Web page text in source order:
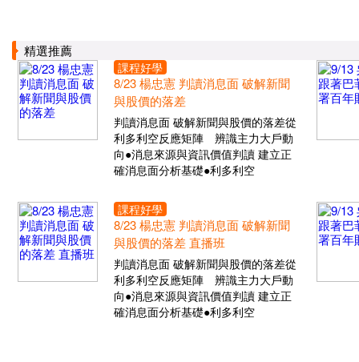
精選推薦
課程好學
8/23 楊忠憲 判讀消息面 破解新聞
與股價的落差
判讀消息面 破解新聞與股價的落差從
利多利空反應矩陣 辨識主力大戶動
向●消息來源與資訊價值判讀 建立正
確消息面分析基礎●利多利空
課程好學
8/23 楊忠憲 判讀消息面 破解新聞
與股價的落差 直播班
判讀消息面 破解新聞與股價的落差從
利多利空反應矩陣 辨識主力大戶動
向●消息來源與資訊價值判讀 建立正
確消息面分析基礎●利多利空